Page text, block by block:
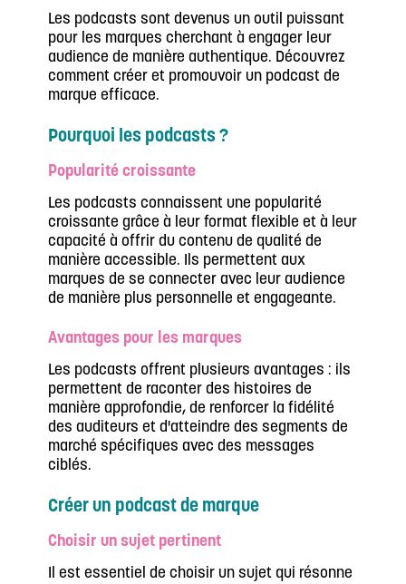
Les podcasts sont devenus un outil puissant
pour les marques cherchant à engager leur
audience de manière authentique. Découvrez
comment créer et promouvoir un podcast de
marque efficace.
Pourquoi les podcasts ?
Popularité croissante
Les podcasts connaissent une popularité
croissante grâce à leur format flexible et à leur
capacité à offrir du contenu de qualité de
manière accessible. Ils permettent aux
marques de se connecter avec leur audience
de manière plus personnelle et engageante.
Avantages pour les marques
Les podcasts offrent plusieurs avantages : ils
permettent de raconter des histoires de
manière approfondie, de renforcer la fidélité
des auditeurs et d'atteindre des segments de
marché spécifiques avec des messages
ciblés.
Créer un podcast de marque
Choisir un sujet pertinent
Il est essentiel de choisir un sujet qui résonne